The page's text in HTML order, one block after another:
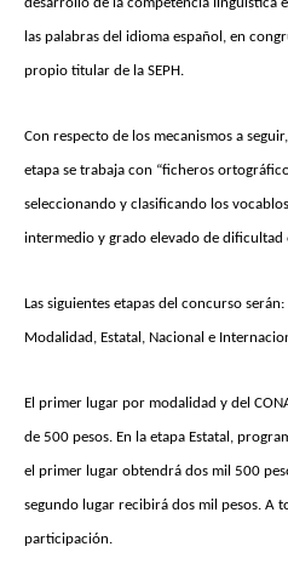
las palabras del idioma español, en
propio titular de la SEPH.
Con respecto de los mecanismos a
etapa se trabaja con “ficheros
seleccionando y clasificando los
intermedio y grado elevado de
Las siguientes etapas del concurso
Modalidad, Estatal, Nacional e
El primer lugar por modalidad y del
de 500 pesos. En la etapa Estatal,
el primer lugar obtendrá dos mil 500
segundo lugar recibirá dos mil pesos. A
participación.